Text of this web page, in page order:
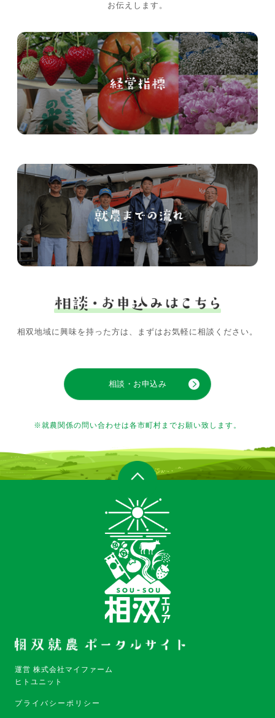
お伝えします。
相双地域に興味を持った方は、まずはお気軽に相談ください。
相談・お申込み
※就農関係の問い合わせは各市町村までお願い致します。
運営 株式会社マイファーム
ヒトユニット
プライバシーポリシー